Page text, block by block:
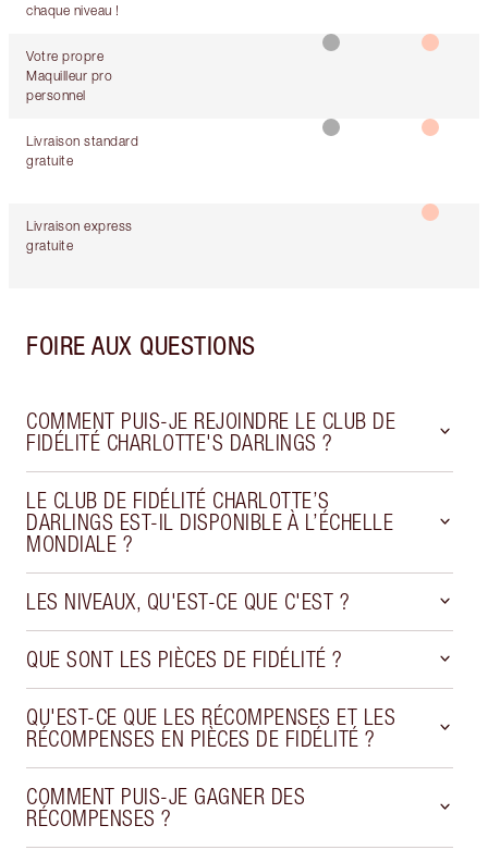
chaque niveau !
Votre propre
Maquilleur pro
personnel
Livraison standard
gratuite
Livraison express
gratuite
FOIRE AUX QUESTIONS
COMMENT PUIS-JE REJOINDRE LE CLUB DE
FIDÉLITÉ CHARLOTTE'S DARLINGS ?
LE CLUB DE FIDÉLITÉ CHARLOTTE’S
DARLINGS EST-IL DISPONIBLE À L’ÉCHELLE
MONDIALE ?
LES NIVEAUX, QU'EST-CE QUE C'EST ?
QUE SONT LES PIÈCES DE FIDÉLITÉ ?
QU'EST-CE QUE LES RÉCOMPENSES ET LES
RÉCOMPENSES EN PIÈCES DE FIDÉLITÉ ?
COMMENT PUIS-JE GAGNER DES
RÉCOMPENSES ?